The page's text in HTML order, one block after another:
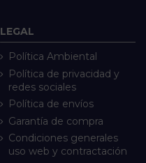
LEGAL
Política Ambiental
Política de privacidad y
redes sociales
Política de envíos
Garantía de compra
Condiciones generales
uso web y contractación